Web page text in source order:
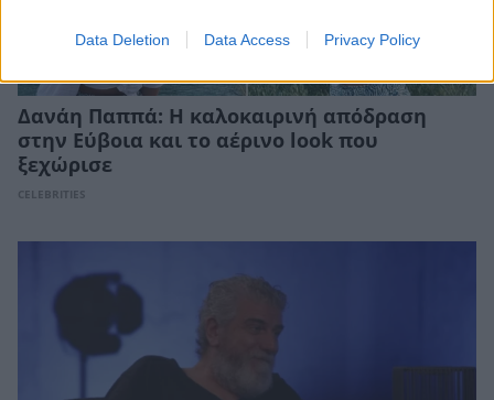
Data Deletion Data Access Privacy Policy
Δανάη Παππά: Η καλοκαιρινή απόδραση
στην Εύβοια και το αέρινο look που
ξεχώρισε
CELEBRITIES